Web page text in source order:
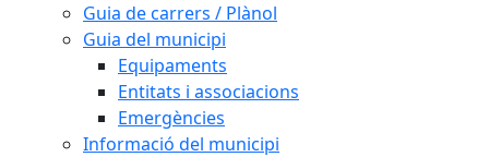
Guia de carrers / Plànol
Guia del municipi
Equipaments
Entitats i associacions
Emergències
Informació del municipi